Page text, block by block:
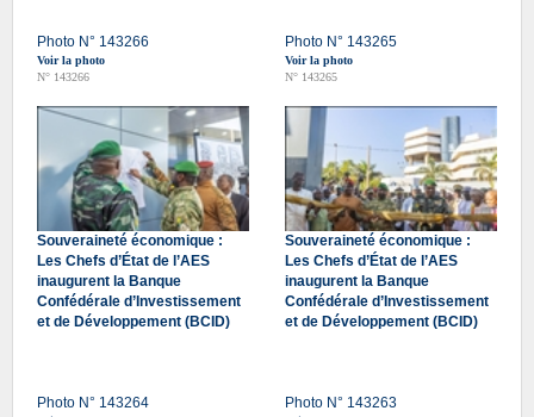
Photo N° 143266
Voir la photo
N° 143266
Photo N° 143265
Voir la photo
N° 143265
Souveraineté économique :
Les Chefs d’État de l’AES
inaugurent la Banque
Confédérale d’Investissement
et de Développement (BCID)
Photo N° 143264
Souveraineté économique :
Les Chefs d’État de l’AES
inaugurent la Banque
Confédérale d’Investissement
et de Développement (BCID)
Photo N° 143263